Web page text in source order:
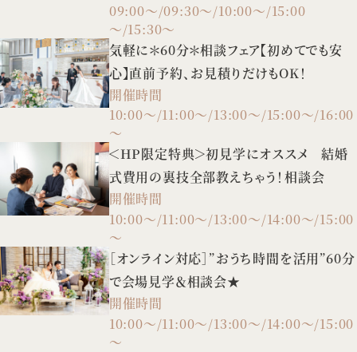
09:00～/09:30～/10:00～/15:00
～/15:30～
気軽に＊60分＊相談フェア【初めてでも安
心】直前予約、お見積りだけもOK！
開催時間
10:00～/11:00～/13:00～/15:00～/16:00
～
＜HP限定特典＞初見学にオススメ 結婚
式費用の裏技全部教えちゃう！相談会
開催時間
10:00～/11:00～/13:00～/14:00～/15:00
～
［オンライン対応］”おうち時間を活用”60分
で会場見学＆相談会★
開催時間
10:00～/11:00～/13:00～/14:00～/15:00
～